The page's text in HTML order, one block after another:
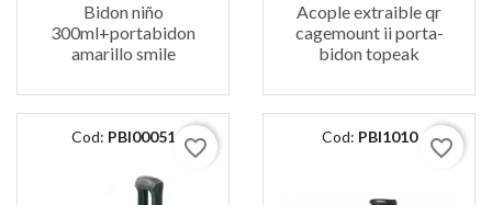
Bidon niño
300ml+portabidon
amarillo smile
Acople extraible qr
cagemount ii porta-
bidon topeak
Cod: PBI00051 favorite_border Cod: PBI1010 favorite_border